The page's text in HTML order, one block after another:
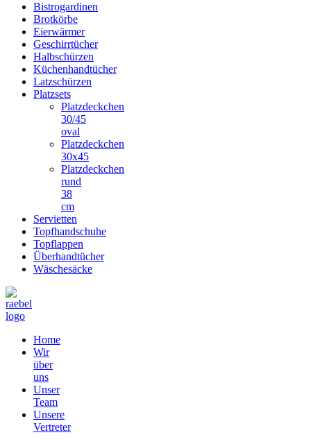
Bistrogardinen
Brotkörbe
Eierwärmer
Geschirrtücher
Halbschürzen
Küchenhandtücher
Latzschürzen
Platzsets
Platzdeckchen
30/45
oval
Platzdeckchen
30x45
Platzdeckchen
rund
38
cm
Servietten
Topfhandschuhe
Topflappen
Überhandtücher
Wäschesäcke
Home
Wir
über
uns
Unser
Team
Unsere
Vertreter